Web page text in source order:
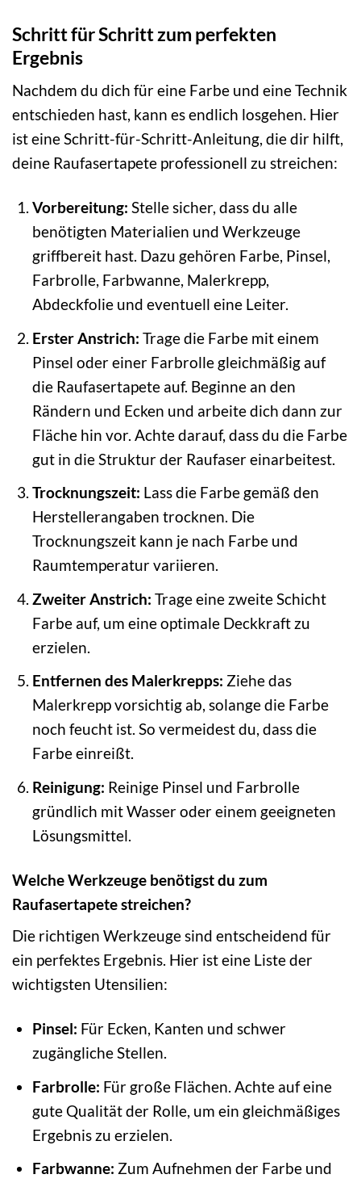
Schritt für Schritt zum perfekten
Ergebnis
Nachdem du dich für eine Farbe und eine Technik
entschieden hast, kann es endlich losgehen. Hier
ist eine Schritt-für-Schritt-Anleitung, die dir hilft,
deine Raufasertapete professionell zu streichen:
Vorbereitung: Stelle sicher, dass du alle
benötigten Materialien und Werkzeuge
griffbereit hast. Dazu gehören Farbe, Pinsel,
Farbrolle, Farbwanne, Malerkrepp,
Abdeckfolie und eventuell eine Leiter.
Erster Anstrich: Trage die Farbe mit einem
Pinsel oder einer Farbrolle gleichmäßig auf
die Raufasertapete auf. Beginne an den
Rändern und Ecken und arbeite dich dann zur
Fläche hin vor. Achte darauf, dass du die Farbe
gut in die Struktur der Raufaser einarbeitest.
Trocknungszeit: Lass die Farbe gemäß den
Herstellerangaben trocknen. Die
Trocknungszeit kann je nach Farbe und
Raumtemperatur variieren.
Zweiter Anstrich: Trage eine zweite Schicht
Farbe auf, um eine optimale Deckkraft zu
erzielen.
Entfernen des Malerkrepps: Ziehe das
Malerkrepp vorsichtig ab, solange die Farbe
noch feucht ist. So vermeidest du, dass die
Farbe einreißt.
Reinigung: Reinige Pinsel und Farbrolle
gründlich mit Wasser oder einem geeigneten
Lösungsmittel.
Welche Werkzeuge benötigst du zum
Raufasertapete streichen?
Die richtigen Werkzeuge sind entscheidend für
ein perfektes Ergebnis. Hier ist eine Liste der
wichtigsten Utensilien:
Pinsel: Für Ecken, Kanten und schwer
zugängliche Stellen.
Farbrolle: Für große Flächen. Achte auf eine
gute Qualität der Rolle, um ein gleichmäßiges
Ergebnis zu erzielen.
Farbwanne: Zum Aufnehmen der Farbe und